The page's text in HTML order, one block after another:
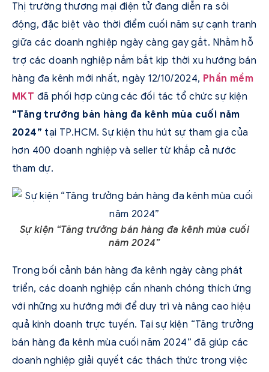
Thị trường thương mại điện tử đang diễn ra sôi
động, đặc biệt vào thời điểm cuối năm sự cạnh tranh
giữa các doanh nghiệp ngày càng gay gắt. Nhằm hỗ
trợ các doanh nghiệp nắm bắt kịp thời xu hướng bán
hàng đa kênh mới nhất, ngày 12/10/2024, Phần mềm
MKT đã phối hợp cùng các đối tác tổ chức sự kiện
“Tăng trưởng bán hàng đa kênh mùa cuối năm
2024” tại TP.HCM. Sự kiện thu hút sự tham gia của
hơn 400 doanh nghiệp và seller từ khắp cả nước
tham dự.
Sự kiện “Tăng trưởng bán hàng đa kênh mùa cuối
năm 2024”
Trong bối cảnh bán hàng đa kênh ngày càng phát
triển, các doanh nghiệp cần nhanh chóng thích ứng
với những xu hướng mới để duy trì và nâng cao hiệu
quả kinh doanh trực tuyến. Tại sự kiện “Tăng trưởng
bán hàng đa kênh mùa cuối năm 2024” đã giúp các
doanh nghiệp giải quyết các thách thức trong việc